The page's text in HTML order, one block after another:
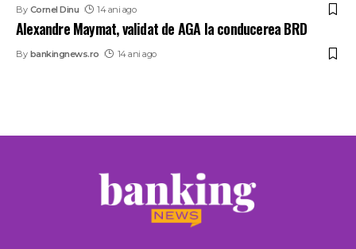
By Cornel Dinu 14 ani ago
Alexandre Maymat, validat de AGA la conducerea BRD
By bankingnews.ro 14 ani ago